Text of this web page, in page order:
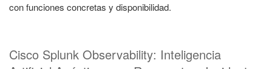
con funciones concretas y disponibilidad.
Cisco Splunk Observability: Inteligencia